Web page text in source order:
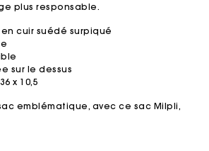
plus responsable.
cuir suédé surpiqué
sur le dessus
x 10,5
emblématique, avec ce sac Milpli,